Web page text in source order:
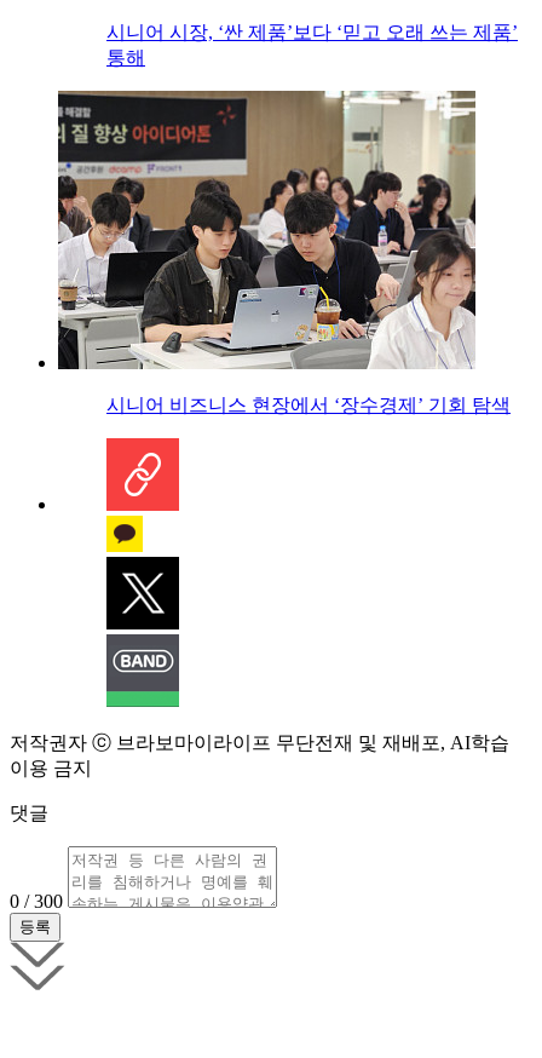
시니어 시장, ‘싼 제품’보다 ‘믿고 오래 쓰는 제품’
통해
시니어 비즈니스 현장에서 ‘장수경제’ 기회 탐색
저작권자 ⓒ 브라보마이라이프 무단전재 및 재배포, AI학습
이용 금지
댓글
0 / 300